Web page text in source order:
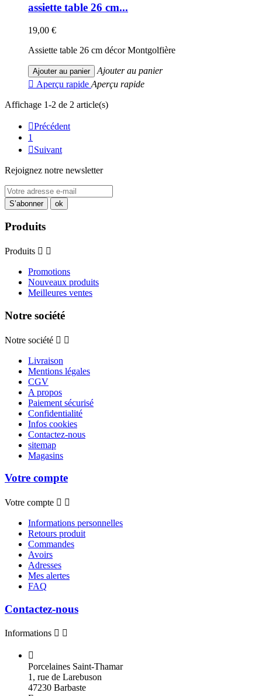
assiette table 26 cm...
19,00 €
Assiette table 26 cm décor Montgolfière
Ajouter au panier
Ajouter au panier
 Aperçu rapide Aperçu rapide
Affichage 1-2 de 2 article(s)
Précédent
1
Suivant
Rejoignez notre newsletter
Produits
Produits  
Promotions
Nouveaux produits
Meilleures ventes
Notre société
Notre société  
Livraison
Mentions légales
CGV
A propos
Paiement sécurisé
Confidentialité
Infos cookies
Contactez-nous
sitemap
Magasins
Votre compte
Votre compte  
Informations personnelles
Retours produit
Commandes
Avoirs
Adresses
Mes alertes
FAQ
Contactez-nous
Informations  

Porcelaines Saint-Thamar
1, rue de Larebuson
47230 Barbaste